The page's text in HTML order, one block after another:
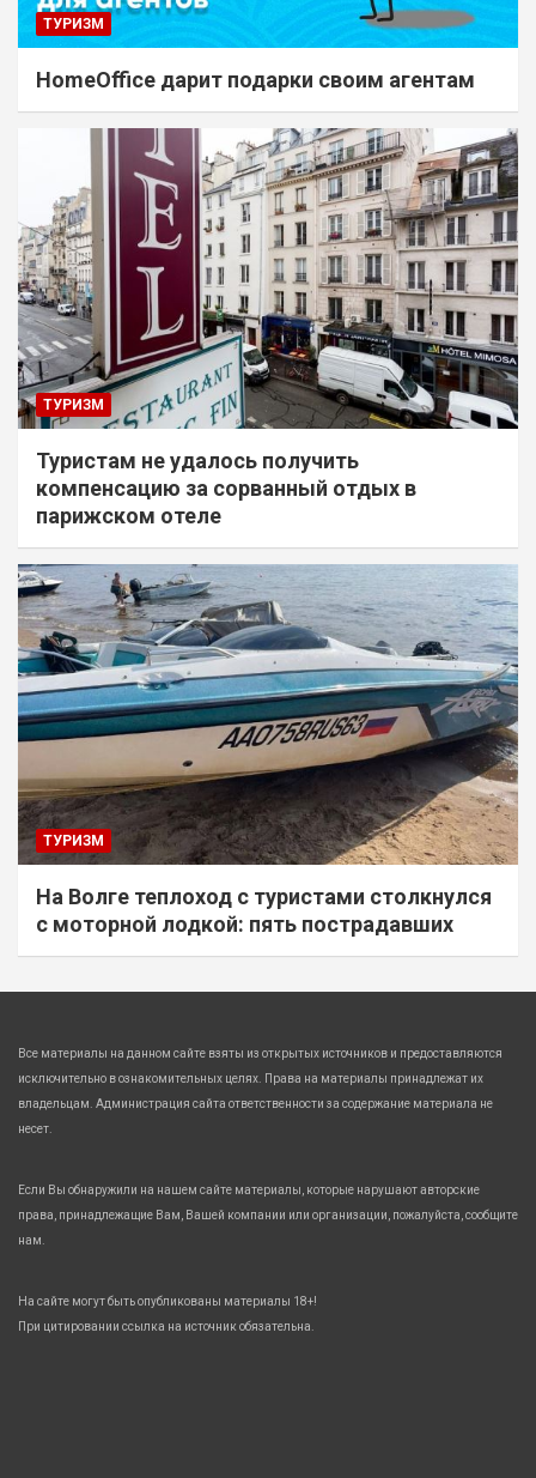
ТУРИЗМ
HomeOffice дарит подарки своим агентам
ТУРИЗМ
Туристам не удалось получить
компенсацию за сорванный отдых в
парижском отеле
ТУРИЗМ
На Волге теплоход с туристами столкнулся
с моторной лодкой: пять пострадавших
Все материалы на данном сайте взяты из открытых источников и предоставляются
исключительно в ознакомительных целях. Права на материалы принадлежат их
владельцам. Администрация сайта ответственности за содержание материала не
несет.
Если Вы обнаружили на нашем сайте материалы, которые нарушают авторские
права, принадлежащие Вам, Вашей компании или организации, пожалуйста, сообщите
нам.
На сайте могут быть опубликованы материалы 18+!
При цитировании ссылка на источник обязательна.